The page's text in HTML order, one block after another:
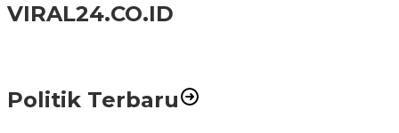
VIRAL24.CO.ID
Politik Terbaru